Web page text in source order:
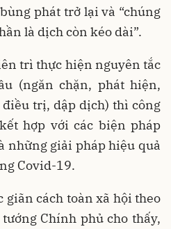
phát trở lại và “chúng
là dịch còn kéo dài”.
trì thực hiện nguyên tắc
(ngăn chặn, phát hiện,
trị, dập dịch) thì công
hợp với các biện pháp
những giải pháp hiệu quả
Covid-19.
cách toàn xã hội theo
Chính phủ cho thấy,